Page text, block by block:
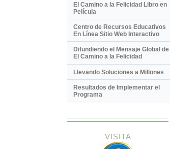
El Camino a la Felicidad Libro en
Película
Centro de Recursos Educativos
En Línea Sitio Web Interactivo
Difundiendo el Mensaje Global de
El Camino a la Felicidad
Llevando Soluciones a Millones
Resultados de Implementar el
Programa
VISITA